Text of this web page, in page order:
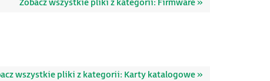
Zobacz wszystkie pliki z kategorii: Firmware »
wszystkie pliki z kategorii: Karty katalogowe »